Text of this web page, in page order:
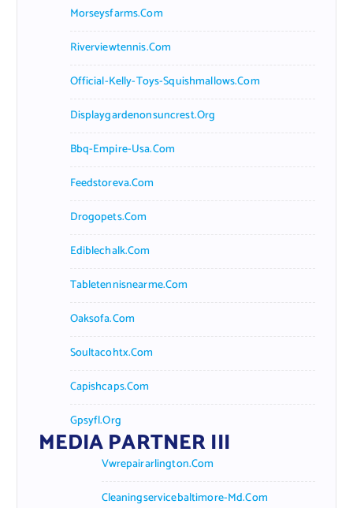
Morseysfarms.com
Riverviewtennis.com
Official-Kelly-Toys-Squishmallows.com
Displaygardenonsuncrest.org
Bbq-Empire-Usa.com
Feedstoreva.com
Drogopets.com
Ediblechalk.com
Tabletennisnearme.com
Oaksofa.com
Soultacohtx.com
Capishcaps.com
Gpsyfl.org
MEDIA PARTNER III
Vwrepairarlington.com
Cleaningservicebaltimore-Md.com